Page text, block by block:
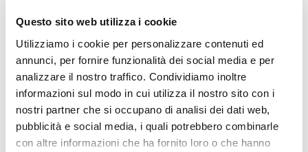
Questo sito web utilizza i cookie
Utilizziamo i cookie per personalizzare contenuti ed
annunci, per fornire funzionalità dei social media e per
analizzare il nostro traffico. Condividiamo inoltre
informazioni sul modo in cui utilizza il nostro sito con i
nostri partner che si occupano di analisi dei dati web,
pubblicità e social media, i quali potrebbero combinarle
con altre informazioni che ha fornito loro o che hanno
rosa in vista della stagione 2026/2027. Il club
centrocampista Francesco Tarulli, cla ...leggi
ELITE TOLENTINO. Presentati altri tre
giocatori
L’Elite Tolentino presenta altri tre giocatori per il prossimo campionato di
Prima categoria. Volunni Daniel, 1992 difensore. Tra tanti giovani ci vuole
una guida, un giocatore con tanta esperienza. Nella sua carriera ha vestito